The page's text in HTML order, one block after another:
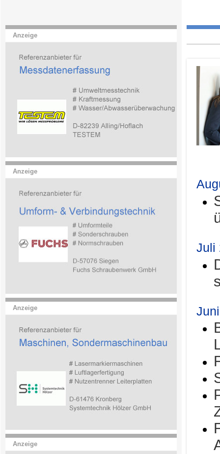
Anzeige
Anzeige
Anzeige
Anzeige
Juli